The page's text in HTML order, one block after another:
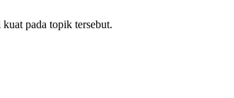
pada topik tersebut.